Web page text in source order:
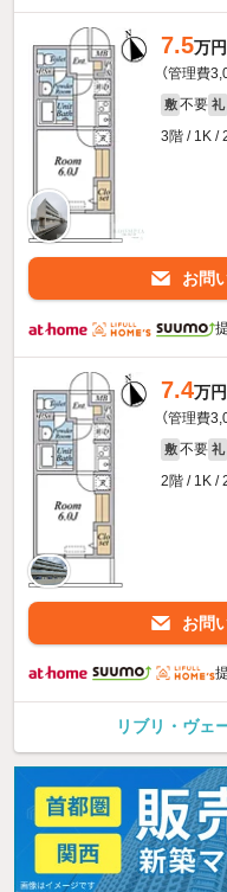
7.5万円
（管理費
敷 不要 礼
3階 / 1K /
お問
7.4万円
（管理費
敷 不要 礼
2階 / 1K /
お問
リブリ・ヴェ